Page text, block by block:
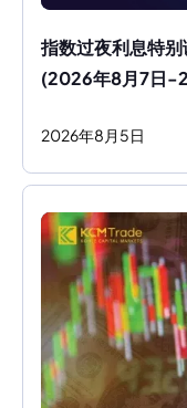
指数过夜利息特别
(2026年8月7日-
2026年8 月 5日